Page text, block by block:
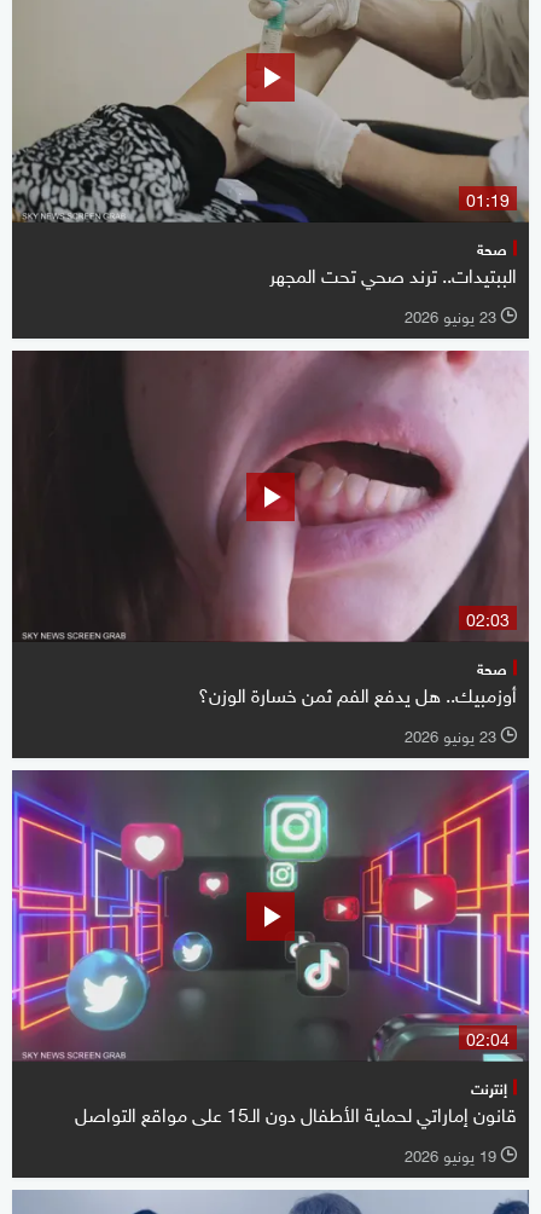
01:19
صحة
الببتيدات.. ترند صحي تحت المجهر
l 23 يونيو 2026
02:03
صحة
أوزمبيك.. هل يدفع الفم ثمن خسارة الوزن؟
l 23 يونيو 2026
02:04
إنترنت
قانون إماراتي لحماية الأطفال دون الـ15 على مواقع التواصل
l 19 يونيو 2026